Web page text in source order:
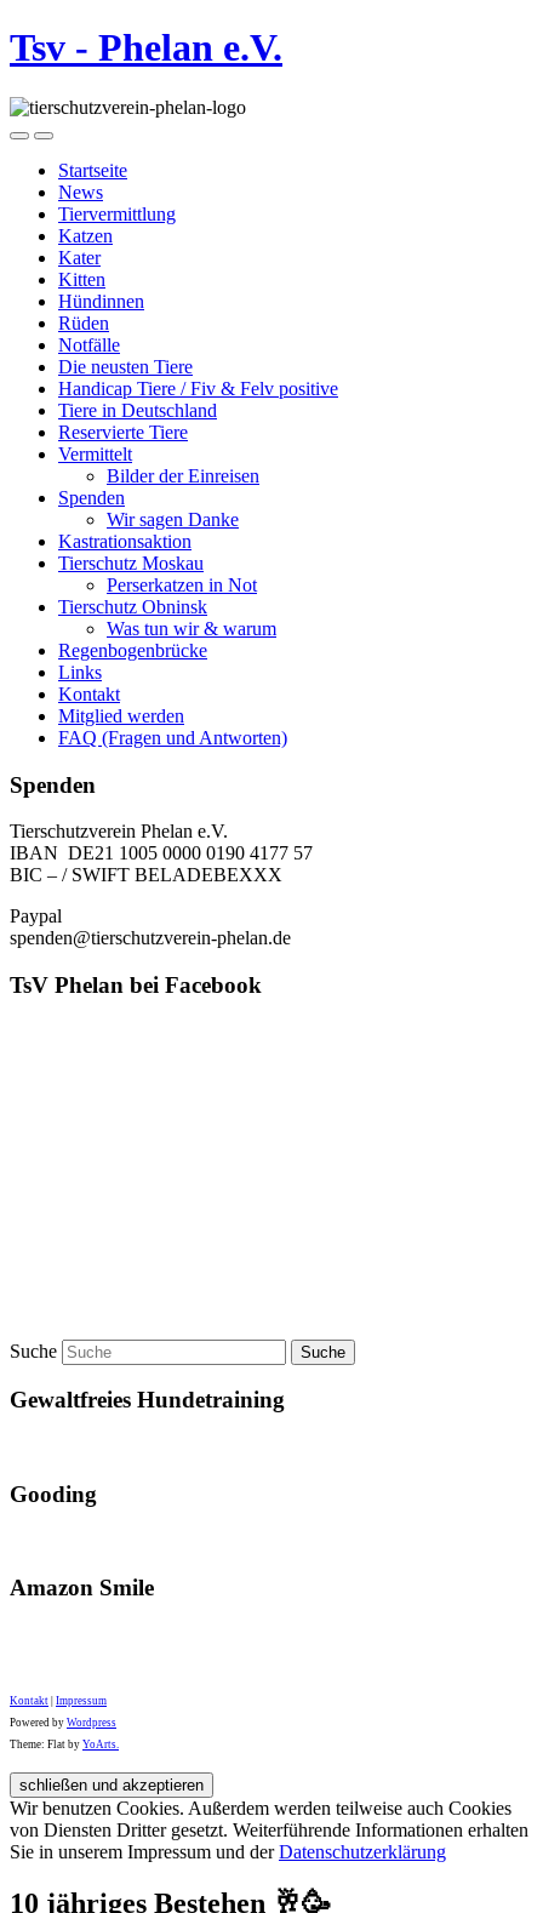
Tsv - Phelan e.V.
Startseite
News
Tiervermittlung
Katzen
Kater
Kitten
Hündinnen
Rüden
Notfälle
Die neusten Tiere
Handicap Tiere / Fiv & Felv positive
Tiere in Deutschland
Reservierte Tiere
Vermittelt
Bilder der Einreisen
Spenden
Wir sagen Danke
Kastrationsaktion
Tierschutz Moskau
Perserkatzen in Not
Tierschutz Obninsk
Was tun wir & warum
Regenbogenbrücke
Links
Kontakt
Mitglied werden
FAQ (Fragen und Antworten)
Spenden
Tierschutzverein Phelan e.V.
IBAN DE21 1005 0000 0190 4177 57
BIC – / SWIFT BELADEBEXXX
Paypal
spenden@tierschutzverein-phelan.de
TsV Phelan bei Facebook
Suche
Gewaltfreies Hundetraining
Gooding
Amazon Smile
Kontakt Impressum
Powered by Wordpress
Theme: Flat by YoArts.
Wir benutzen Cookies. Außerdem werden teilweise auch Cookies
von Diensten Dritter gesetzt. Weiterführende Informationen erhalten
Sie in unserem Impressum und derDatenschutzerklärung
10 jähriges Bestehen 🥂🥳